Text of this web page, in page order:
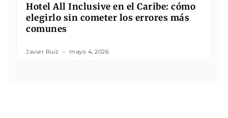
Hotel All Inclusive en el Caribe: cómo
elegirlo sin cometer los errores más
comunes
Javier Ruiz mayo 4, 2026